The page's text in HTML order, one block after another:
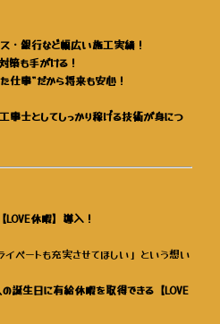
・銀行など幅広い施工実績！
策も手がける！
仕事”だから将来も安心！
士としてしっかり稼げる技術が身につ
休暇】導入！
ベートも充実させてほしい」という想い
誕生日に有給休暇を取得できる【LOVE